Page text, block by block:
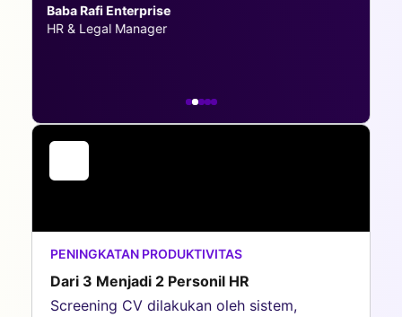
Baba Rafi Enterprise
HR & Legal Manager
PENINGKATAN PRODUKTIVITAS
Dari 3 Menjadi 2 Personil HR
Screening CV dilakukan oleh sistem,